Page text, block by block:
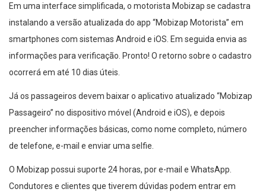
Em uma interface simplificada, o motorista Mobizap se cadastra
instalando a versão atualizada do app “Mobizap Motorista” em
smartphones com sistemas Android e iOS. Em seguida envia as
informações para verificação. Pronto! O retorno sobre o cadastro
ocorrerá em até 10 dias úteis.
Já os passageiros devem baixar o aplicativo atualizado “Mobizap
Passageiro” no dispositivo móvel (Android e iOS), e depois
preencher informações básicas, como nome completo, número
de telefone, e-mail e enviar uma selfie.
O Mobizap possui suporte 24 horas, por e-mail e WhatsApp.
Condutores e clientes que tiverem dúvidas podem entrar em